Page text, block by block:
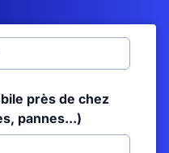
près de chez
pannes...)